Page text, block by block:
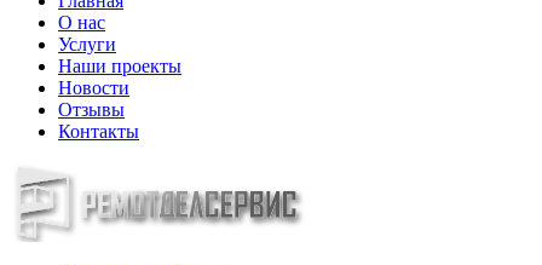
О нас
Услуги
Наши проекты
Новости
Отзывы
Контакты